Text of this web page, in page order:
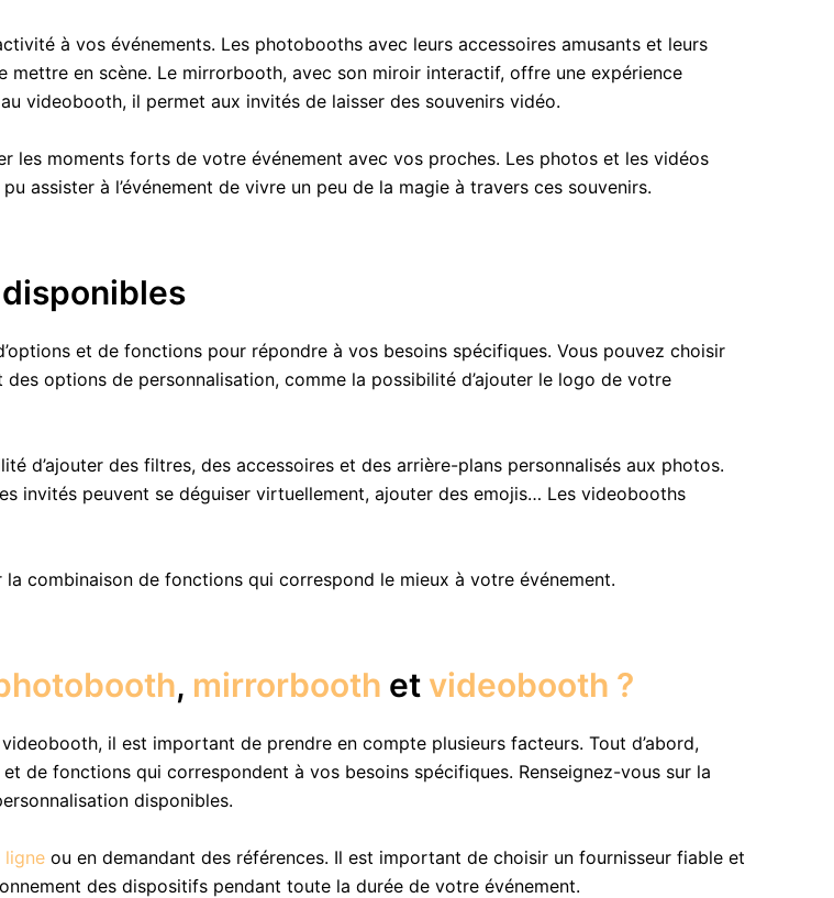
à vos événements. Les photobooths avec leurs accessoires amusants et leurs
en scène. Le mirrorbooth, avec son miroir interactif, offre une expérience
videobooth, il permet aux invités de laisser des souvenirs vidéo.
les moments forts de votre événement avec vos proches. Les photos et les vidéos
assister à l’événement de vivre un peu de la magie à travers ces souvenirs.
et de fonctions pour répondre à vos besoins spécifiques. Vous pouvez choisir
des options de personnalisation, comme la possibilité d’ajouter le logo de votre
d’ajouter des filtres, des accessoires et des arrière-plans personnalisés aux photos.
invités peuvent se déguiser virtuellement, ajouter des emojis… Les videobooths
combinaison de fonctions qui correspond le mieux à votre événement.
, mirrorbooth et videobooth ?
il est important de prendre en compte plusieurs facteurs. Tout d’abord,
de fonctions qui correspondent à vos besoins spécifiques. Renseignez-vous sur la
disponibles.
ligne ou en demandant des références. Il est important de choisir un fournisseur fiable et
des dispositifs pendant toute la durée de votre événement.